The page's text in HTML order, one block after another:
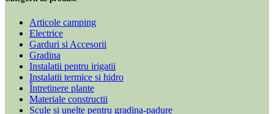
Articole camping
Electrice
Garduri si Accesorii
Gradina
Instalatii pentru irigatii
Instalatii termice si hidro
Întretinere plante
Materiale constructii
Scule si unelte pentru gradina-padure